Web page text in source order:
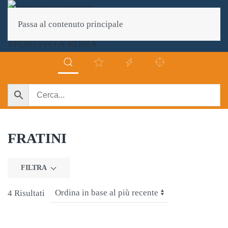
Passa al contenuto principale
FRATINI
FILTRA
4 Risultati